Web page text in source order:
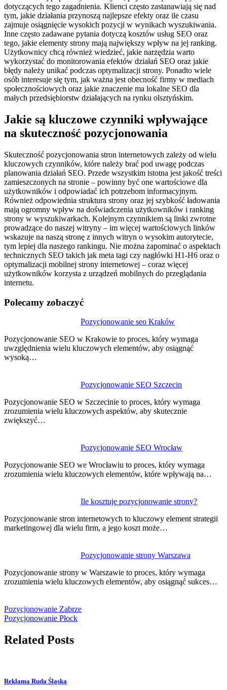
dotyczących tego zagadnienia. Klienci często zastanawiają się nad
tym, jakie działania przynoszą najlepsze efekty oraz ile czasu
zajmuje osiągnięcie wysokich pozycji w wynikach wyszukiwania.
Inne często zadawane pytania dotyczą kosztów usług SEO oraz
tego, jakie elementy strony mają największy wpływ na jej ranking.
Użytkownicy chcą również wiedzieć, jakie narzędzia warto
wykorzystać do monitorowania efektów działań SEO oraz jakie
błędy należy unikać podczas optymalizacji strony. Ponadto wiele
osób interesuje się tym, jak ważna jest obecność firmy w mediach
społecznościowych oraz jakie znaczenie ma lokalne SEO dla
małych przedsiębiorstw działających na rynku olsztyńskim.
Jakie są kluczowe czynniki wpływające
na skuteczność pozycjonowania
Skuteczność pozycjonowania stron internetowych zależy od wielu
kluczowych czynników, które należy brać pod uwagę podczas
planowania działań SEO. Przede wszystkim istotna jest jakość treści
zamieszczonych na stronie – powinny być one wartościowe dla
użytkowników i odpowiadać ich potrzebom informacyjnym.
Również odpowiednia struktura strony oraz jej szybkość ładowania
mają ogromny wpływ na doświadczenia użytkowników i ranking
strony w wyszukiwarkach. Kolejnym czynnikiem są linki zwrotne
prowadzące do naszej witryny – im więcej wartościowych linków
wskazuje na naszą stronę z innych witryn o wysokim autorytecie,
tym lepiej dla naszego rankingu. Nie można zapominać o aspektach
technicznych SEO takich jak meta tagi czy nagłówki H1-H6 oraz o
optymalizacji mobilnej strony internetowej – coraz więcej
użytkowników korzysta z urządzeń mobilnych do przeglądania
internetu.
Polecamy zobaczyć
Pozycjonowanie seo Kraków
Pozycjonowanie SEO w Krakowie to proces, który wymaga
uwzględnienia wielu kluczowych elementów, aby osiągnąć
wysoką…
Pozycjonowanie SEO Szczecin
Pozycjonowanie SEO w Szczecinie to proces, który wymaga
zrozumienia wielu kluczowych aspektów, aby skutecznie
zwiększyć…
Pozycjonowanie SEO Wrocław
Pozycjonowanie SEO we Wrocławiu to proces, który wymaga
zrozumienia wielu kluczowych elementów, które wpływają na…
Ile kosztuje pozycjonowanie strony?
Pozycjonowanie stron internetowych to kluczowy element strategii
marketingowej dla wielu firm, a jego koszt może…
Pozycjonowanie strony Warszawa
Pozycjonowanie strony w Warszawie to proces, który wymaga
zrozumienia wielu kluczowych elementów, aby osiągnąć sukces…
wpisu
Pozycjonowanie Zabrze
Pozycjonowanie Płock
Related Posts
Reklama Ruda Śląska